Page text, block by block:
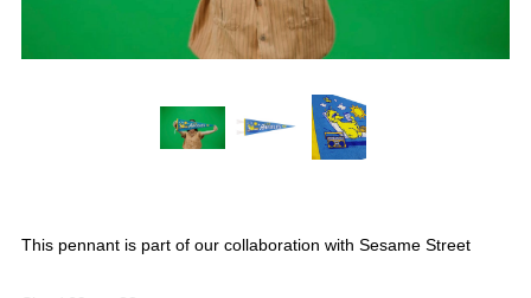
This pennant is part of our collaboration with Sesame Street